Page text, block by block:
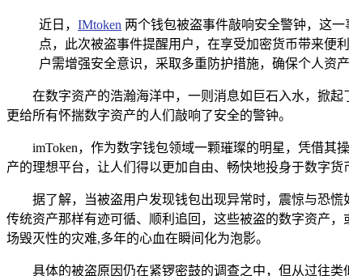
近日， IMtoken 两个钱包被盗事件敲响安全警钟，这
点，此次被盗事件提醒用户，在享受加密货币带来便
户需增强安全意识，采取多重防护措施，确保个人资产
在数字资产的浩瀚海洋中，一则消息如巨石入水，掀
更给所有怀揣数字资产的人们敲响了安全的警钟。
imToken，作为数字钱包领域一颗璀璨的明星，凭借
产的理想平台，让人们得以更加自由、畅快地投身于数字货
据了解，当被盗用户发现钱包出现异常时，震惊与恐
传统资产那样有迹可循、顺利追回，这些被盗的数字资产
场毁灭性的灾难,多年的心血在瞬间化为泡影。
具体的被盗原因仍在紧锣密鼓的调查之中，但从过往